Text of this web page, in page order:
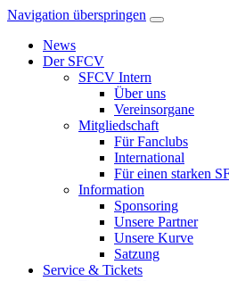
Navigation überspringen
News
Der SFCV
SFCV Intern
Über uns
Vereinsorgane
Mitgliedschaft
Für Fanclubs
International
Für einen starken
Information
Sponsoring
Unsere Partner
Unsere Kurve
Satzung
Service & Tickets